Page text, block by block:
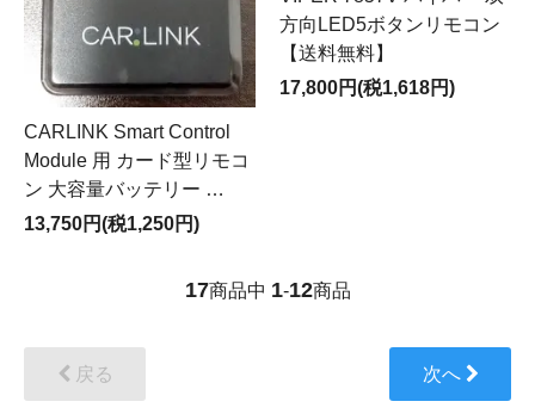
CARLINK Smart Control
Module 用 カード型リモコ
ン 大容量バッテリー …
13,750円(税1,250円)
方向LED5ボタンリモコン
【送料無料】
17,800円(税1,618円)
17商品中 1-12商品
戻る 次へ